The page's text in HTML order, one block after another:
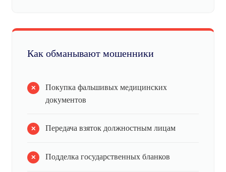
Как обманывают мошенники
Покупка фальшивых медицинских
документов
Передача взяток должностным лицам
Подделка государственных бланков